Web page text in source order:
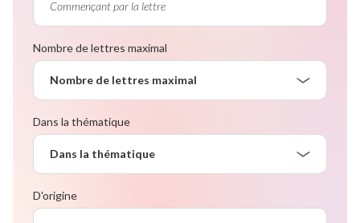
Nombre de lettres maximal
Nombre de lettres maximal
Dans la thématique
Dans la thématique
D'origine